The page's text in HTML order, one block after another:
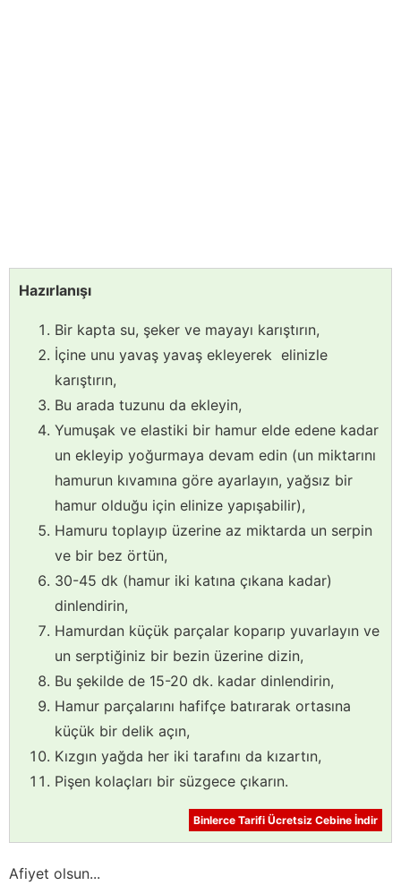
Hazırlanışı
Bir kapta su, şeker ve mayayı karıştırın,
İçine unu yavaş yavaş ekleyerek elinizle
karıştırın,
Bu arada tuzunu da ekleyin,
Yumuşak ve elastiki bir hamur elde edene kadar
un ekleyip yoğurmaya devam edin (un miktarını
hamurun kıvamına göre ayarlayın, yağsız bir
hamur olduğu için elinize yapışabilir),
Hamuru toplayıp üzerine az miktarda un serpin
ve bir bez örtün,
30-45 dk (hamur iki katına çıkana kadar)
dinlendirin,
Hamurdan küçük parçalar koparıp yuvarlayın ve
un serptiğiniz bir bezin üzerine dizin,
Bu şekilde de 15-20 dk. kadar dinlendirin,
Hamur parçalarını hafifçe batırarak ortasına
küçük bir delik açın,
Kızgın yağda her iki tarafını da kızartın,
Pişen kolaçları bir süzgece çıkarın.
Binlerce Tarifi Ücretsiz Cebine İndir
Afiyet olsun...